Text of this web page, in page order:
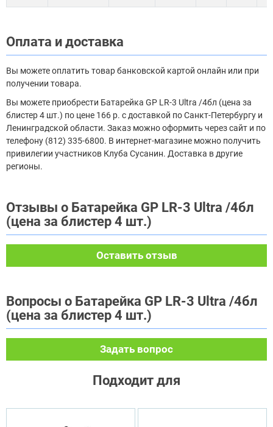
Оплата и доставка
Вы можете оплатить товар банковской картой онлайн или при
получении товара.
Вы можете приобрести Батарейка GP LR-3 Ultra /4бл (цена за
блистер 4 шт.) по цене 166 р. с доставкой по Санкт-Петербургу и
Ленинградской области. Заказ можно оформить через сайт и по
телефону (812) 335-6800. В интернет-магазине можно получить
привилегии участников Клуба Сусанин. Доставка в другие
регионы.
Отзывы о Батарейка GP LR-3 Ultra /4бл
(цена за блистер 4 шт.)
Оставить отзыв
Вопросы о Батарейка GP LR-3 Ultra /4бл
(цена за блистер 4 шт.)
Задать вопрос
Подходит для